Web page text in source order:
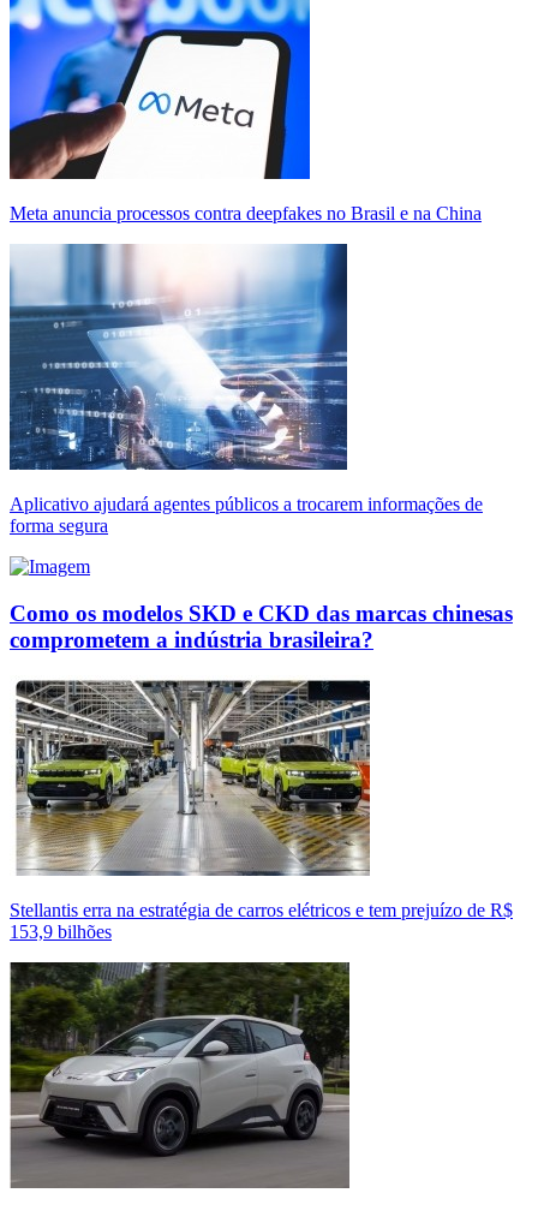
Meta anuncia processos contra deepfakes no Brasil e na China
Aplicativo ajudará agentes públicos a trocarem informações de
forma segura
Como os modelos SKD e CKD das marcas chinesas
comprometem a indústria brasileira?
Stellantis erra na estratégia de carros elétricos e tem prejuízo de R$
153,9 bilhões